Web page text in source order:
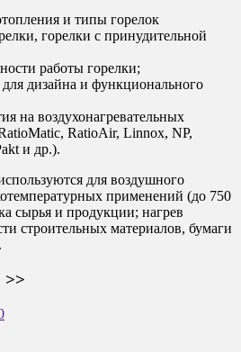
и типы горелок
горелки с принудительной
работы горелки;
дизайна и функционального
на воздухонагревательных
RatioAir, Linnox, NP,
и др.).
для воздушного
применений (до 750
сырья и продукции; нагрев
строительных материалов, бумаги